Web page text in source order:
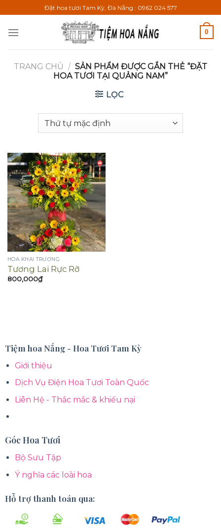
qua
nội
Đặt hoa tươi Tam Kỳ, Đà Nẵng : 0962 024 577
0
TRANG CHỦ / SẢN PHẨM ĐƯỢC GẮN THẺ “ĐẶT
HOA TƯƠI TẠI QUẢNG NAM”
LỌC
HOA KHAI TRƯƠNG
Tương Lai Rực Rỡ
800,000₫
Tiệm hoa Nắng - Hoa Tươi Tam Kỳ
Giới thiệu
Dịch Vụ Điện Hoa Tươi Toàn Quốc
Liên Hệ - Thắc mắc & khiếu nại
Góc Hoa Tươi
Bộ Sưu Tập
Ý nghĩa các loài hoa
Hỗ trợ thanh toán qua: